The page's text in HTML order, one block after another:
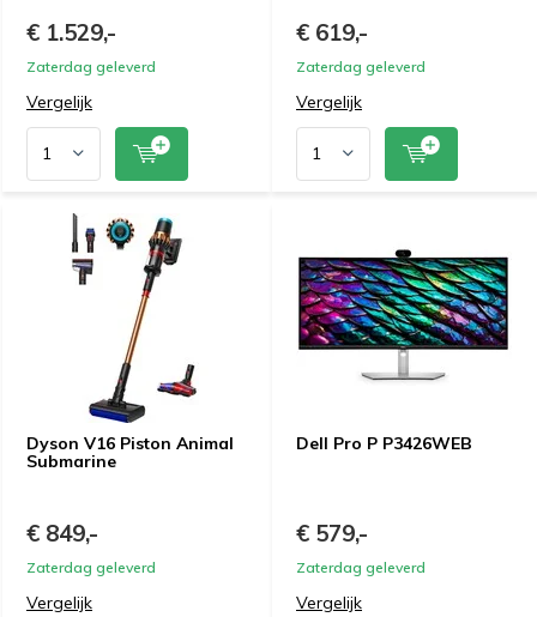
€ 1.529,-
Zaterdag geleverd
Vergelijk
€ 619,-
Zaterdag geleverd
Vergelijk
Dyson V16 Piston Animal
Submarine
€ 849,-
Zaterdag geleverd
Vergelijk
Dell Pro P P3426WEB
€ 579,-
Zaterdag geleverd
Vergelijk